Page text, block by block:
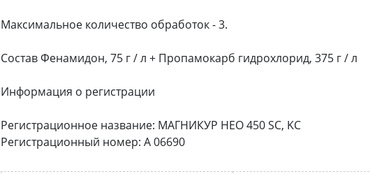
Максимальное количество обработок - 3.
Состав Фенамидон, 75 г / л + Пропамокарб гидрохлорид, 375 г / л
Информация о регистрации
Регистрационное название: МАГНИКУР НЕО 450 SC, KC
Регистрационный номер: A 06690